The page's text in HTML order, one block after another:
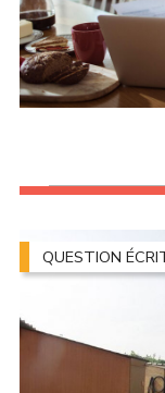
QUESTION